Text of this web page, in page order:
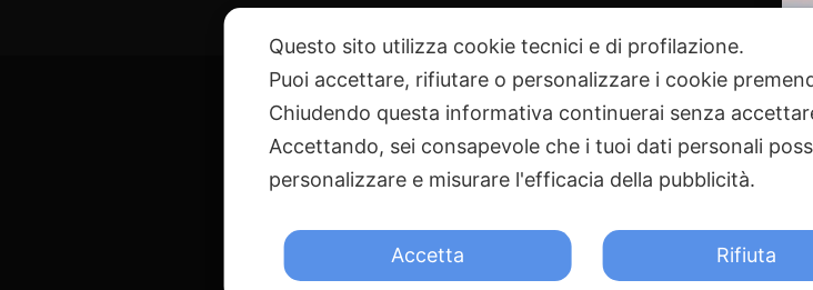
Pagamenti Sicuri
@ Copyright 2024 Webpesca è un brand Intent di
Questo sito è protetto da Google reCAPTCHA v3,
Questo sito utilizza cookie tecnici e di profilazione.
Puoi accettare, rifiutare o personalizzare i cookie
Chiudendo questa informativa continuerai senza
Accettando, sei consapevole che i tuoi dati personali
personalizzare e misurare l'efficacia della pubblicità.
Accetta Rifiuta